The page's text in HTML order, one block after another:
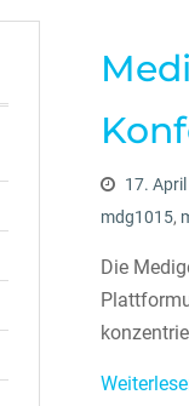
17.
mdg1015,
Die